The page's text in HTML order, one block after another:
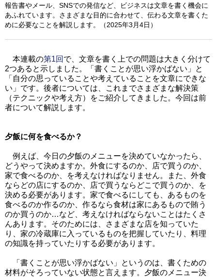
報告書やメール、SNSでの発信など、ビジネスは文章を書く機会に
あふれています。さまざまな目的に合わせて、伝わる文章を書くた
めに必要なことを解説します。（2025年3月4日）
本連載の第1回 で、文章を書く上での問題は大きく分けて
2つあると示しました。「書くことが思い浮かばない」と
「自分の思っていることや考えていることを文章にできな
い」です。後者については、これまでさまざまな解決策
（テクニックや考え方）をご紹介してきました。今回は前
者について解説します。
夕飯に何を食べるか？
例えば、今日の夕飯のメニューを決めていなかったら、
どうやって決めますか。外食にするのか、店で買うのか、
家で食べるのか、を考えなければなりません。また、外食
ならどの店にするのか、店で買うならどこで買うのか、を
決める必要があります。家で食べるにしても、あるものを
食べるのか作るのか、作るなら食材は家にあるもので賄う
のか買うのか…など、考えなければならないことはたくさ
んあります。そのためには、さまざまな店を知っていた
り、家の冷蔵庫に入っているものを把握していたり、料理
の知識を持っていたりする必要があります。
「書くことが思い浮かばない」というのは、書くための
材料がそろっていない状態と言えます。夕飯のメニュー決